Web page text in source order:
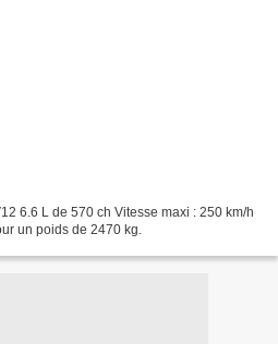
6.6 L de 570 ch Vitesse maxi : 250 km/h
un poids de 2470 kg.